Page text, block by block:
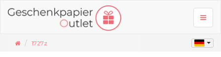
1727z